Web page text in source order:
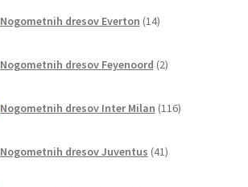
Nogometnih dresov Everton 14izdelkov
Nogometnih dresov Feyenoord 2izdelka
Nogometnih dresov Inter Milan 116izdelkov
Nogometnih dresov Juventus 41izdelkov